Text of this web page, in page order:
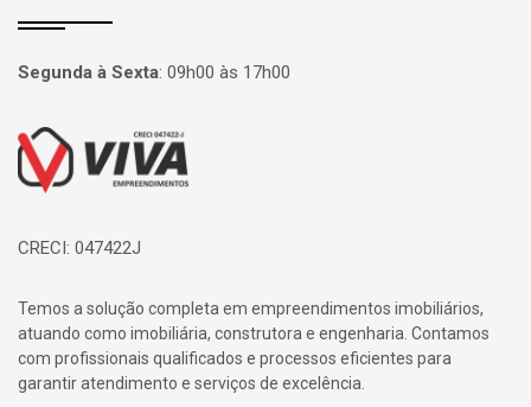
Segunda à Sexta: 09h00 às 17h00
Página inicial
CRECI: 047422J
Temos a solução completa em empreendimentos imobiliários,
atuando como imobiliária, construtora e engenharia. Contamos
com profissionais qualificados e processos eficientes para
garantir atendimento e serviços de excelência.